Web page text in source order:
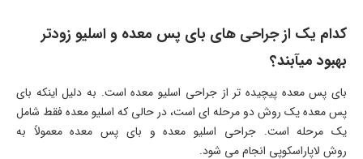
کدام یک از جراحی های بای پس معده و اسلیو زودتر
بهبود میآبند؟
بای پس معده پیچیده تر از جراحی اسلیو معده است. به دلیل اینکه بای
پس معده یک روش دو مرحله ای است، در حالی که اسلیو معده فقط شامل
یک مرحله است. جراحی اسلیو معده و بای پس معده معمولاً به
روش لاپاراسکوپی انجام می شود.